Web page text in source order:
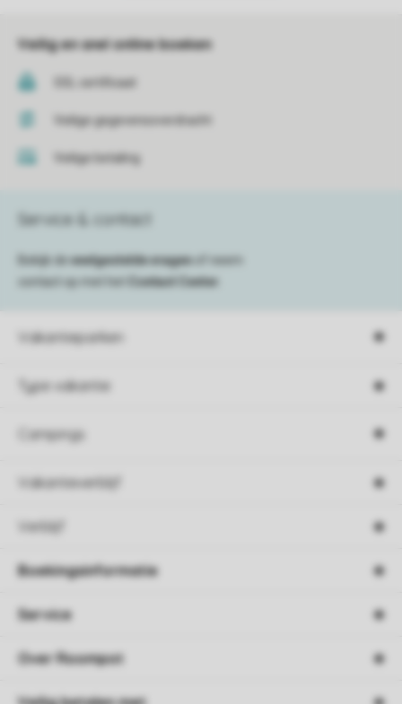
Veilig en snel online boeken
SSL certificaat
Veilige gegevensoverdracht
Veilige betaling
Vakantieparken
Type vakantie
Campings
Vakantieverblijf
Verblijf
Service & contact
Bekijk de veelgestelde vragen
of neem
contact op met het
Contact Center
Boekingsinformatie
Service
Over Roompot